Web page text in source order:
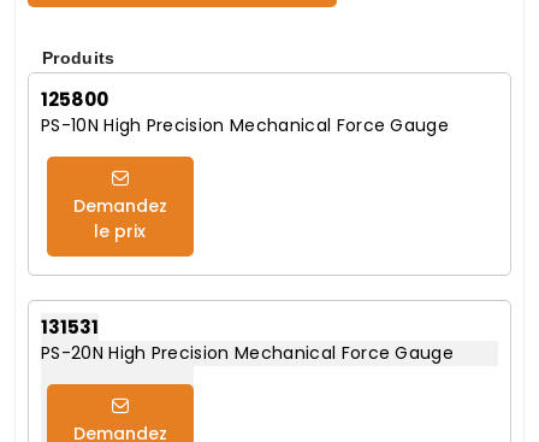
Produits
125800
PS-10N High Precision Mechanical Force Gauge
Demandez
le prix
131531
PS-20N High Precision Mechanical Force Gauge
Demandez